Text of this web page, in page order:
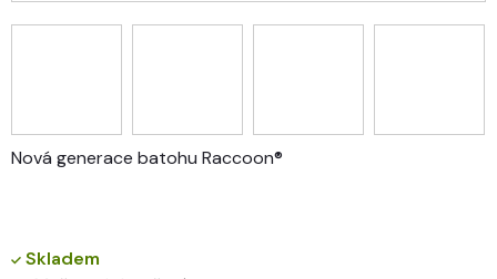
Nová generace batohu Raccoon®
Skladem